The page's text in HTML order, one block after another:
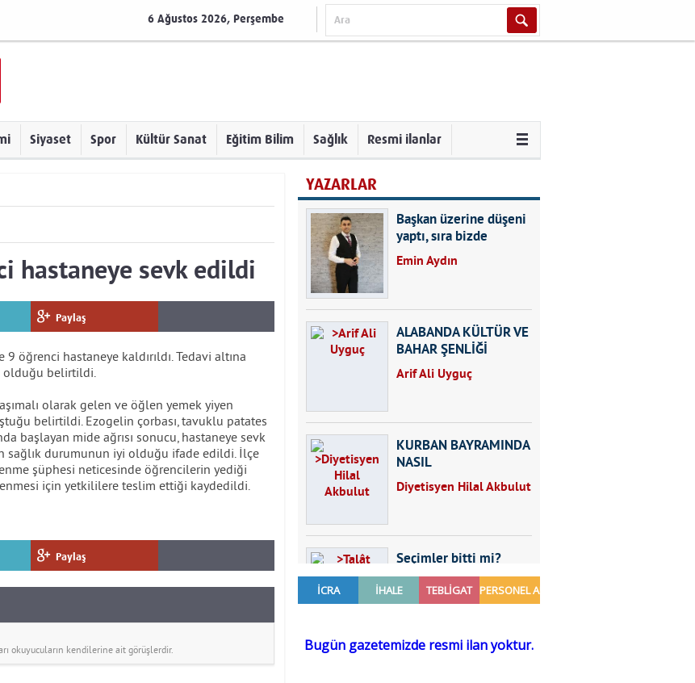
6 Ağustos 2026, Perşembe
Siyaset Spor Kültür Sanat Eğitim Bilim Sağlık Resmi ilanlar
hastaneye sevk edildi
Paylaş
öğrenci hastaneye kaldırıldı. Tedavi altına
olduğu belirtildi.
olarak gelen ve öğlen yemek yiyen
belirtildi. Ezogelin çorbası, tavuklu patates
başlayan mide ağrısı sonucu, hastaneye sevk
sağlık durumunun iyi olduğu ifade edildi. İlçe
şüphesi neticesinde öğrencilerin yediği
için yetkililere teslim ettiği kaydedildi.
Paylaş
okuyucuların kendilerine ait görüşlerdir.
YAZARLAR
Başkan üzerine düşeni
yaptı, sıra bizde
Emin Aydın
ALABANDA KÜLTÜR VE
BAHAR ŞENLİĞİ
Arif Ali Uyguç
KURBAN BAYRAMINDA
NASIL
BESLENMELİYİZ?
Diyetisyen Hilal Akbulut
Seçimler bitti mi?
Talât Yörük